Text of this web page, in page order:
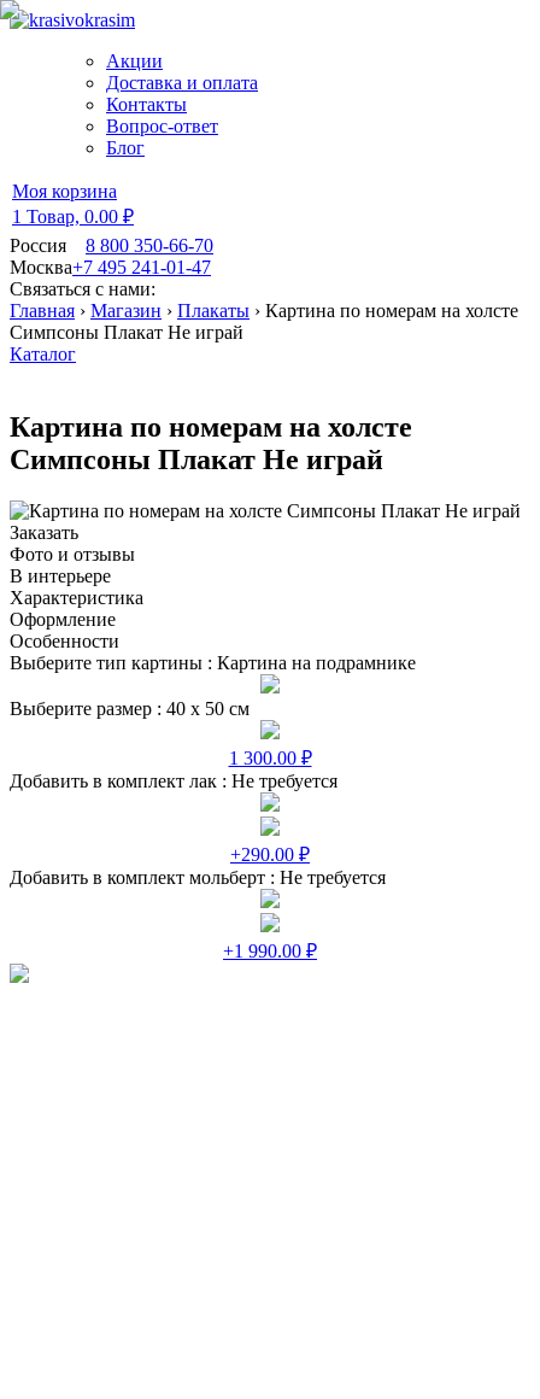
Акции
Доставка и оплата
Контакты
Вопрос-ответ
Блог
Моя корзина
1 Товар, 0.00 ₽
Россия
8 800 350-66-70
Москва+7 495 241-01-47
Связаться с нами:
Главная › Магазин › Плакаты › Картина по номерам на холсте
Симпсоны Плакат Не играй
Каталог
Картина по номерам на холсте
Симпсоны Плакат Не играй
Заказать
Фото и отзывы
В интерьере
Характеристика
Оформление
Особенности
Выберите тип картины : Картина на подрамнике
Выберите размер : 40 х 50 см
1 300.00 ₽
Добавить в комплект лак : Не требуется
+290.00 ₽
Добавить в комплект мольберт : Не требуется
+1 990.00 ₽